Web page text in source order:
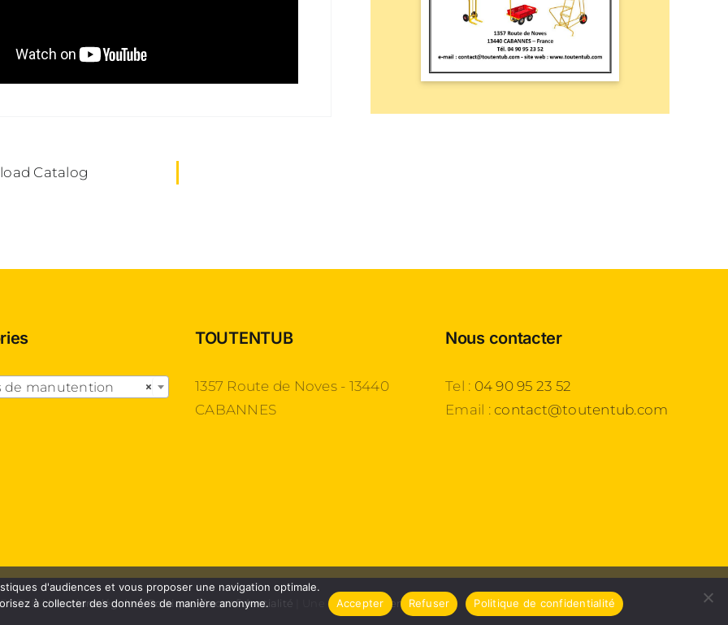
Catalog
×
de manutention
TOUTENTUB
1357 Route de Noves - 13440
CABANNES
Nous contacter
Tel : 04 90 95 23 52
Email :contact@toutentub.com
|Mentions légales|Politique de confidentialité | Une créationAgence 54
d'audiences et vous proposer une navigation optimale.
à collecter des données de manière anonyme.
Accepter Refuser Politique de confidentialité